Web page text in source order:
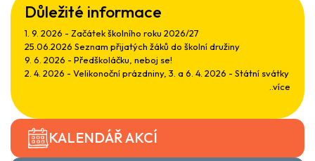
Důležité informace
1. 9. 2026 - Začátek školního roku 2026/27
25.06.2026 Seznam přijatých žáků do školní družiny
9. 6. 2026 - Předškoláčku, neboj se!
2. 4. 2026 - Velikonoční prázdniny, 3. a 6. 4. 2026 - Státní svátky
..více
KALENDÁŘ AKCÍ